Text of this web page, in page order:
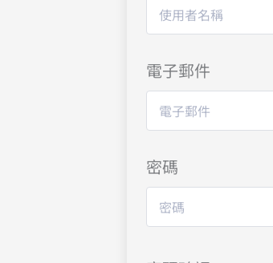
電子郵件
密碼